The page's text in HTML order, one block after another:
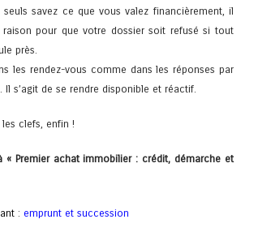
seuls savez ce que vous valez financièrement, il
raison pour que votre dossier soit refusé si tout
près.
les rendez-vous comme dans les réponses par
s’agit de se rendre disponible et réactif.
clefs, enfin !
« Premier achat immobilier : crédit, démarche et
:emprunt et succession